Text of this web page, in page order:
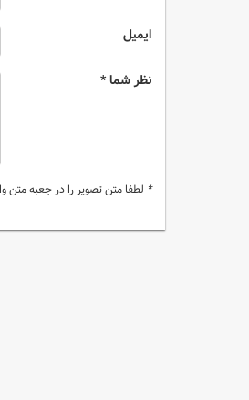
ایمیل
نظر شما *
* لطفا متن تصویر را در جعبه متن